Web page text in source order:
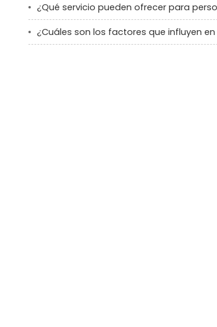
¿Qué servicio pueden ofrecer para
¿Cuáles son los factores que influyen